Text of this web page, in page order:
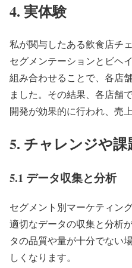
4. 実体験
私が関与したある飲食店チ
セグメンテーションとビヘ
組み合わせることで、各店
ました。その結果、各店舗
開発が効果的に行われ、売
5. チャレンジや課
5.1 データ収集と分析
セグメント別マーケティン
適切なデータの収集と分析
タの品質や量が十分でない
しくなります。